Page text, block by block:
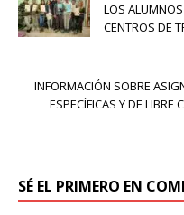
LOS ALUMNOS
CENTROS DE
INFORMACIÓN SOBRE
ESPECÍFICAS Y DE LIBRE
SÉ EL PRIMERO EN